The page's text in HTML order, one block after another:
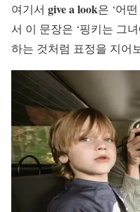
여기서 give a look은 ‘어
서 이 문장은 ‘핑키는 그
하는 것처럼 표정을 지어